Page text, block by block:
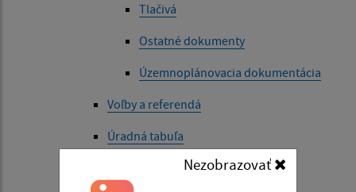
Nezobrazovať
Tlačivá
Ostatné dokumenty
Územnoplánovacia dokumentácia
Voľby a referendá
Úradná tabuľa
Úradná tabuľa - archív